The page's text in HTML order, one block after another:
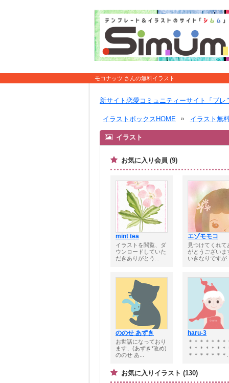
モコナッツ さんの無料イラスト
新サイト恋愛コミュニティーサイト「ブレ
イラストボックスHOME イラスト無
イラスト
お気に入り会員 (9)
mint tea
イラストを閲覧、ダ
ウンロードしていた
だきありがとう...
エゾモモコ
見つけてくれて
がとうございま
いきなりですが
ののせ あずき
お世話になっており
ます、(あずき*改め)
ののせ あ...
haru-3
＊＊＊＊＊＊＊
＊＊＊＊＊＊＊
＊＊＊＊＊＊＊
お気に入りイラスト (130)